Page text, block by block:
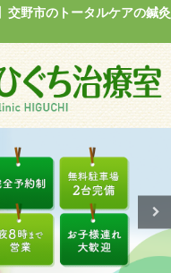
交野市のトータルケアの鍼灸